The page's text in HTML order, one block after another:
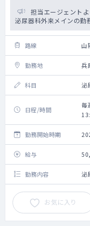
担当エージェントよ
泌尿器科外来メインの勤
路線 山
勤務地 兵
科目 泌
日程/時間
毎
勤務開始時期
給与
勤務内容 泌
お気に入り